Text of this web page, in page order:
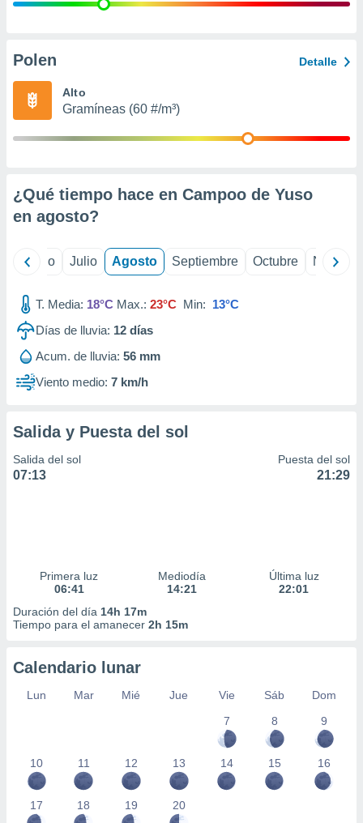
e
publicidad
Polen Detalle
Alto
Gramíneas (60 #/m³)
¿Qué tiempo hace en Campoo de Yuso
en agosto?
Junio Julio Agosto Septiembre Octubre
T. Media: 18°C Max.: 23°C Min: 13°C
Días de lluvia: 12 días
Acum. de lluvia: 56 mm
Viento medio: 7 km/h
Salida y Puesta del sol
Salida del sol
07:13
Puesta del sol
21:29
Primera luz
06:41
Mediodía
14:21
Última luz
22:01
Duración del día 14h 17m
Tiempo para el amanecer 2h 15m
Calendario lunar
Lun Mar Mié Jue Vie Sáb
Dom
7
8 9
10 11 12 13 14 15 16
17 18 19 20